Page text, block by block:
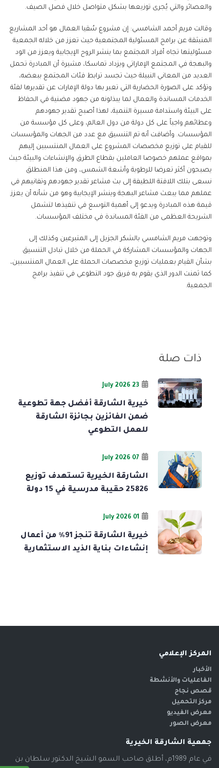
والعصائر والتي يُجرى توزيعها بشكل متواصل خلال فصل الصيف.
وقالت مريم أحمد الشامسي: إن مشروع سُقيا العمال هو أحد المشاريع
المنبثقة عن برامج المسئولية المجتمعية حيث تعزز من خلاله الجمعية
مسئوليتها تجاه أفراد المجتمع بما ينشر الروح الإيجابية ويعزز من الود
والبهجة في المجتمع الإماراتي ويزداد تماسكا، مشيرة أن المبادرة تحمل
العديد من المعاني النبيلة حيث تجسد ترابط فئات المجتمع ببعضه،
وتؤكد على الصورة الحضارية التي تعبر بها دولة الإمارات عن تقديرها لفئة
الخدمات المساندة والعمال لما يبذلونه من جهود مضنية في الحفاظ
على البيئة واستدامة مسيرة التنمية، لهذا أصبح تقدير جهودهم
وعطائهم واجباً على كل دولة من دول العالم، وعلى كل مؤسسة من
المؤسسات. وأضافت أنه تم التنسيق مع عدد من الجهات والمؤسسات
للقيام على توزيع مخصصات المشروع على العمال المنتسبين إليهم
بمواقع عملهم خصوصا العاملين بقطاع الطرق والإنشاءات والبيئة حيث
يصبحون أكثر تعرضا للرطوبة وأشعة الشمس، ومن هذا المنطلق
نسعى بتلك اللافتة اللطيفة إلى بث مشاعر تقدير جهودهم وتفانيهم في
عملهم مما يبعث مشاعر البهجة وينشر الإيجابية وهو من شأنه أن يعزز
قيمة هذه المبادرة ويدعو إلى أهمية التوسع في تنفيذها لتشمل
الشريحة العظمى من الفئة المساندة في مختلف المؤسسات.
وتوجهت مريم الشامسي بالشكر الجزيل إلى المتبرعين وكذلك إلى
الجهات والمؤسسات المشاركة في الحملة من خلال تبادل التنسيق
بشأن القيام بعمليات توزيع مخصصات الحملة على العمال المنتسبين،
كما ثمنت الدور الذي يقوم به فريق جود التطوعي في تنفيذ برامج
الجمعية.
ذات صلة
23 July 2026
خيرية الشارقة أفضل جهة تطوعية
ضمن الفائزين بجائزة الشارقة
للعمل التطوعي
07 July 2026
الشارقة الخيرية تستهدف توزيع
25826 حقيبة مدرسية في 15 دولة
01 July 2026
خيرية الشارقة تنجز 91% من أعمال
إنشاءات بناية الذيد الاستثمارية
المركز الإعلامي
الأخبار
الفاعليات والأنشطة
قصص نجاح
مركز التحميل
معرض الفيديو
معرض الصور
جمعية الشارقة الخيرية
في عام 1989م، أطلق صاحب السمو الشيخ الدكتور سلطان بن